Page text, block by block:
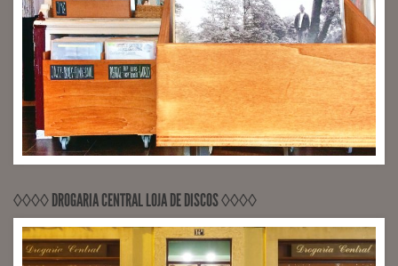
◊◊◊◊ DROGARIA CENTRAL LOJA DE DISCOS ◊◊◊◊